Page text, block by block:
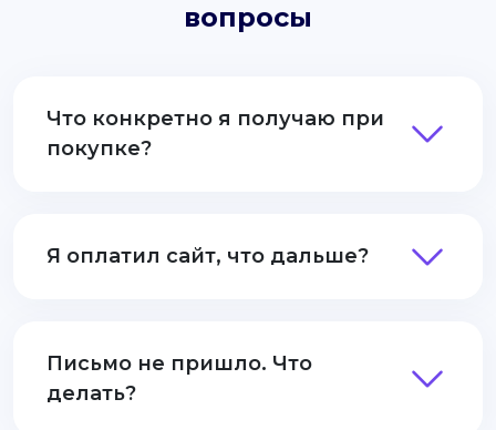
вопросы
Что конкретно я получаю при
покупке?
Я оплатил сайт, что дальше?
Письмо не пришло. Что
делать?